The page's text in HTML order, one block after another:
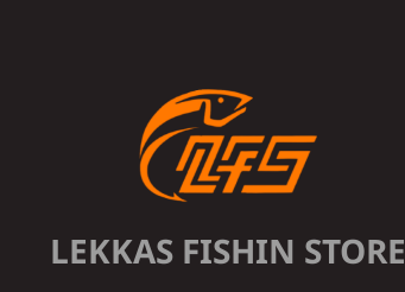
LEKKAS FISHIN STORE